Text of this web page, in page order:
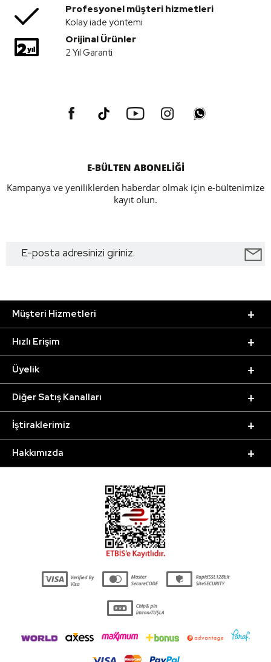
Profesyonel müşteri hizmetleri
Kolay iade yöntemi
Orijinal Ürünler
2 Yıl Garanti
E-BÜLTEN ABONELİĞİ
Kampanya ve yeniliklerden haberdar olmak için e-bültenimize
kayıt olun.
Müşteri Hizmetleri
Hızlı Erişim
Üyelik
Diğer Satış Kanalları
İştiraklerimiz
Hakkımızda